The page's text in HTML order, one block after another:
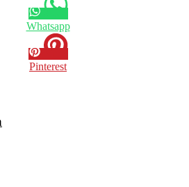
Whatsapp
Pinterest